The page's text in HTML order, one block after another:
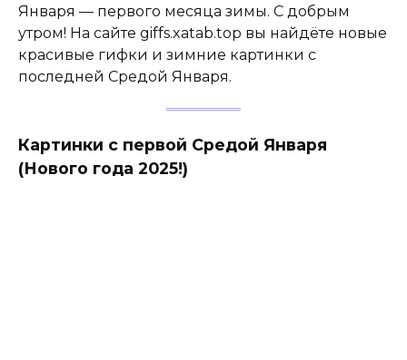
Января — первого месяца зимы. С добрым
утром! На сайте giffs.xatab.top вы найдёте новые
красивые гифки и зимние картинки с
последней Средой Января.
Картинки с первой Средой Января
(Нового года 2025!)